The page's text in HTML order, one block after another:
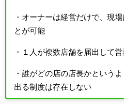
・オーナーは経営だけで、現
とが可能
・１人が複数店舗を届出して
・誰がどの店の店長かという
出る制度は存在しない